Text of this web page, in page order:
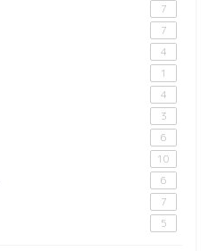
7
7
4
1
4
3
6
10
6
7
5